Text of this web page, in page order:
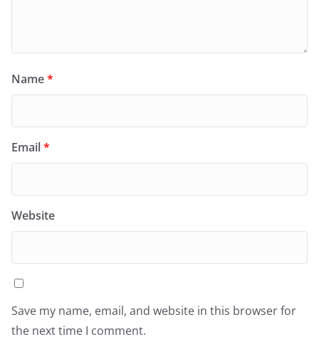
Name*
Email*
Website
Save my name, email, and website in this browser for
the next time I comment.